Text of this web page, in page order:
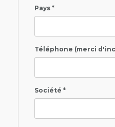
Pays *
Téléphone (merci
Société *